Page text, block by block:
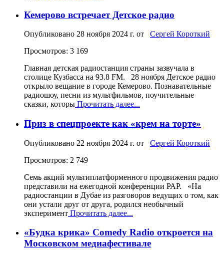
Кемерово встречает Детское радио
Опубликовано 28 ноября 2024 г. от Сергей Короткий
Просмотров: 3 169
Главная детская радиостанция страны зазвучала в
столице Кузбасса на 93.8 FM. 28 ноября Детское радио
открыло вещание в городе Кемерово. Познавательные
радиошоу, песни из мультфильмов, поучительные
сказки, которы Прочитать далее...
Приз в спецпроекте как «крем на торте»
Опубликовано 22 ноября 2024 г. от Сергей Короткий
Просмотров: 2 749
Семь акций мультиплатформенного продвижения радио
представили на ежегодной конференции РАР. «На
радиостанции в Дубае из разговоров ведущих о том, как
они устали друг от друга, родился необычный
эксперимент Прочитать далее...
«Будка крика» Comedy Radio откроется на
Московском медиафестивале